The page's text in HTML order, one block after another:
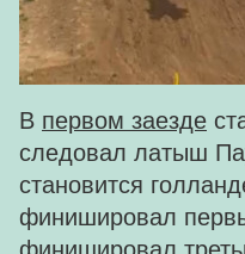
В первом заезде
следовал латыш
становится
финишировал